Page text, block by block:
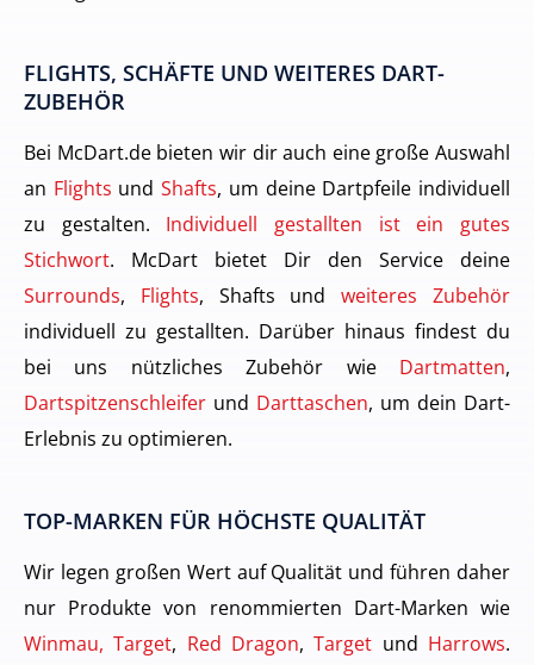
FLIGHTS, SCHÄFTE UND WEITERES DART-
ZUBEHÖR
Bei McDart.de bieten wir dir auch eine große Auswahl
an Flights undShafts, um deine Dartpfeile individuell
zu gestalten. Individuell gestallten ist ein gutes
Stichwort. McDart bietet Dir den Service deine
Surrounds, Flights, Shafts undweiteres Zubehör
individuell zu gestallten. Darüber hinaus findest du
bei uns nützliches Zubehör wie Dartmatten,
Dartspitzenschleifer und Darttaschen, um dein Dart-
Erlebnis zu optimieren.
TOP-MARKEN FÜR HÖCHSTE QUALITÄT
Wir legen großen Wert auf Qualität und führen daher
nur Produkte von renommierten Dart-Marken wie
Winmau, Target, Red Dragon,Target und Harrows.